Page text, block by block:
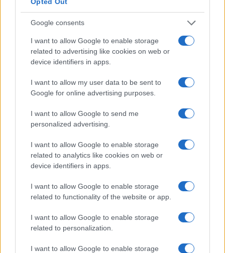
Google consents
I want to allow Google to enable storage
related to advertising like cookies on web or
device identifiers in apps.
I want to allow my user data to be sent to
Google for online advertising purposes.
I want to allow Google to send me
personalized advertising.
I want to allow Google to enable storage
related to analytics like cookies on web or
device identifiers in apps.
I want to allow Google to enable storage
related to functionality of the website or app.
I want to allow Google to enable storage
related to personalization.
I want to allow Google to enable storage
Megatsunami in Groenlandia: un mistero
svelato dai dati satellitari
Un evento sismico in Groenlandia ha sorpreso gli scienziati:
scopriamo insieme il mistero del megatsunami.
RECENSIONI TECH
Disney acquisisce Hulu: ecco come cambia
il panorama dello streaming nel 2025
la diversità dei contenuti?